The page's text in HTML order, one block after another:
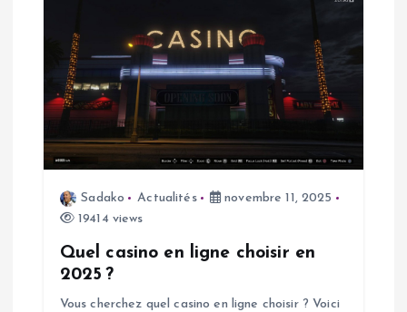
e
Sadako Actualités
novembre 11, 2025
19414 views
Quel casino en ligne choisir en
2025 ?
Vous cherchez quel casino en ligne choisir ? Voici